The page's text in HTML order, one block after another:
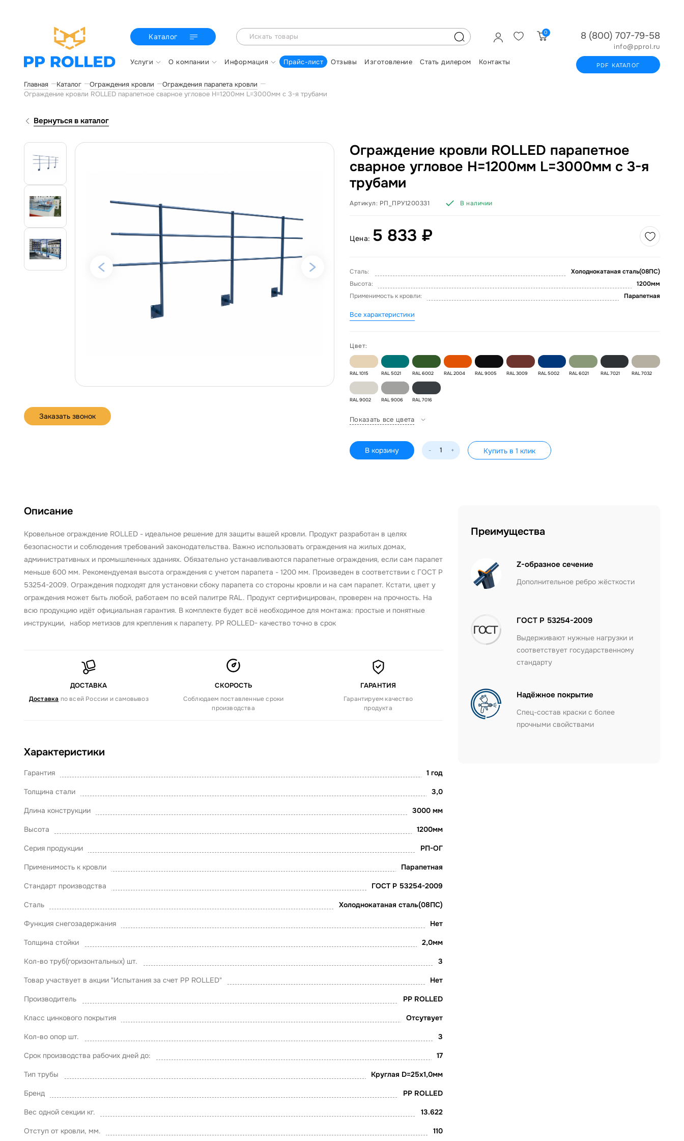
Каталог 0
Услуги О компании Информация Прайс-лист Отзывы Изготовление Стать дилером Контакты
8 (800) 707-79-58
info@pprol.ru
PDF КАТАЛОГ
Главная Каталог Ограждения кровли
Ограждения парапета кровли
Ограждение кровли ROLLED парапетное сварное угловое H=1200мм L=3000мм с 3-я трубами
Вернуться в каталог
Заказать звонок
Ограждение кровли ROLLED парапетное
сварное угловое H=1200мм L=3000мм с 3-я
трубами
Артикул: РП_ПРУ1200331 В наличии
Цена: 5 833 ₽
Сталь:
Холоднокатаная сталь(08ПС)
Высота:
1200мм
Применимость к кровли:
Парапетная
Все характеристики
Цвет:
RAL 1015 RAL 5021 RAL 6002 RAL 2004 RAL 9005 RAL 3009 RAL 5002 RAL 6021 RAL 7021 RAL 7032
RAL 9002 RAL 9006 RAL 7016
Показать все цвета
В корзину - + Купить в 1 клик
Описание
Кровельное ограждение ROLLED - идеальное решение для защиты вашей кровли. Продукт разработан в целях
безопасности и соблюдения требований законодательства. Важно использовать ограждения на жилых домах,
административных и промышленных зданиях. Обязательно устанавливаются парапетные ограждения, если сам парапет
меньше 600 мм. Рекомендуемая высота ограждения с учетом парапета - 1200 мм. Произведен в соответствии с ГОСТ Р
53254-2009. Ограждения подходят для установки сбоку парапета со стороны кровли и на сам парапет. Кстати, цвет у
ограждения может быть любой, работаем по всей палитре RAL. Продукт сертифицирован, проверен на прочность. На
всю продукцию идёт официальная гарантия. В комплекте будет всё необходимое для монтажа: простые и понятные
инструкции, набор метизов для крепления к парапету. PP ROLLED- качество точно в срок
ДОСТАВКА
Доставка по всей России и самовывоз
СКОРОСТЬ
Соблюдаем поставленные сроки
производства
ГАРАНТИЯ
Гарантируем качество
продукта
Характеристики
Гарантия 1 год
Толщина стали 3,0
Длина конструкции 3000 мм
Высота 1200мм
Серия продукции РП-ОГ
Применимость к кровли Парапетная
Стандарт производства ГОСТ Р 53254-2009
Сталь Холоднокатаная сталь(08ПС)
Функция снегозадержания Нет
Толщина стойки 2,0мм
Кол-во труб(горизонтальных) шт. 3
Товар участвует в акции "Испытания за счет PP ROLLED" Нет
Производитель PP ROLLED
Класс цинкового покрытия Отсутвует
Кол-во опор шт. 3
Срок производства рабочих дней до: 17
Тип трубы Круглая D=25х1,0мм
Бренд PP ROLLED
Вес одной секции кг. 13.622
Отступ от кровли, мм. 110
Преимущества
Z-образное сечение
Дополнительное ребро жёсткости
ГОСТ Р 53254-2009
Выдерживают нужные нагрузки и
соответствует государственному
стандарту
Надёжное покрытие
Спец-состав краски с более
прочными свойствами